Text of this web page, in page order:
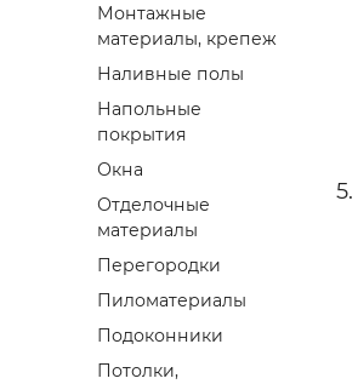
Монтажные
материалы, крепеж
Наливные полы
Напольные
покрытия
Окна
Отделочные
материалы
Перегородки
Пиломатериалы
Подоконники
Потолки,